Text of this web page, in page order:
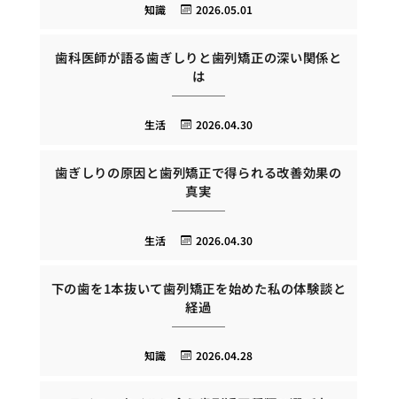
2026.05.01
知識
歯科医師が語る歯ぎしりと歯列矯正の深い関係と
は
2026.04.30
生活
歯ぎしりの原因と歯列矯正で得られる改善効果の
真実
2026.04.30
生活
下の歯を1本抜いて歯列矯正を始めた私の体験談と
経過
2026.04.28
知識